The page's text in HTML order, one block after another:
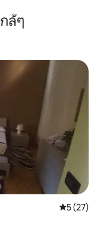
ล้ๆ
คะแนนเฉลี่
5 (27)